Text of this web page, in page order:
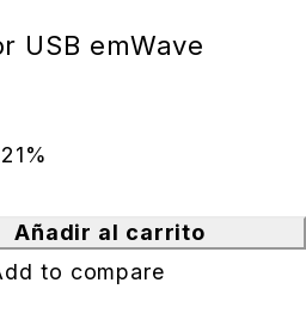
USB emWave
Añadir al carrito
to compare